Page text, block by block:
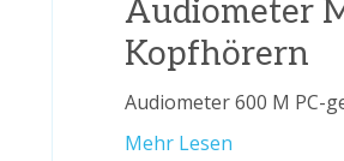
Audiometer
Kopfhörern
Audiometer 600 M PC-
Mehr Lesen